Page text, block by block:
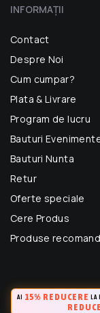
INFORMAŢII
Contact
Despre Noi
Cum cumpar?
Plata & Livrare
Program de lucru
Bauturi
Bauturi Nunta
Retur
Oferte speciale
Cere Produs
Produse
AI 15% REDUCERE LA